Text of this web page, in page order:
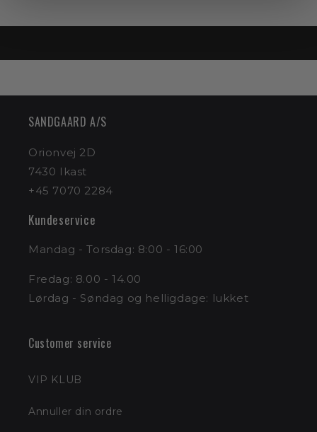
SANDGAARD A/S
Orionvej 2D
7430 Ikast
+45 7070 2284
Kundeservice
Mandag - Torsdag: 8:00 - 16:00
Fredag: 8.00 - 14.00
Lørdag - Søndag og helligdage: lukket
Customer service
VIP KLUB
Annuller din ordre